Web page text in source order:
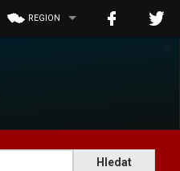
REGION